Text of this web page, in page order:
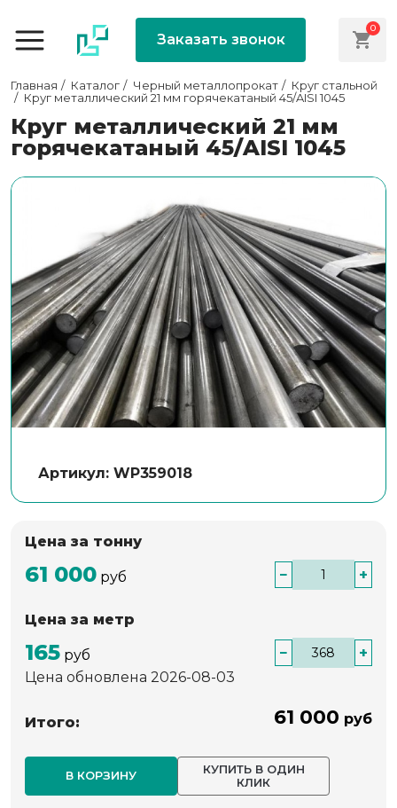
Заказать звонок
0
Главная Каталог Черный металлопрокат
Круг стальной
Круг металлический 21 мм горячекатаный 45/AISI 1045
Круг металлический 21 мм
горячекатаный 45/AISI 1045
Артикул: WP359018
Цена за тонну
61 000 руб − +
Цена за метр
165 руб −
+
Цена обновлена 2026-08-03
Итого: 61 000 руб
В КОРЗИНУ
КУПИТЬ В ОДИН
КЛИК